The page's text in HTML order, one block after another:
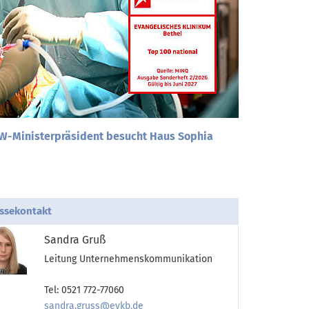
Ministerpräsident besucht Haus Sophia
Sandra Gruß
Leitung Unternehmenskommunikation
Tel: 0521 772-77060
sandra.gruss@evkb.de